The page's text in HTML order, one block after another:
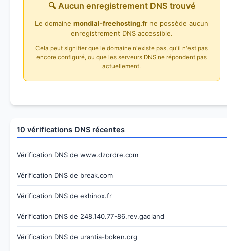
🔍 Aucun enregistrement DNS trouvé
Le domainemondial-freehosting.fr ne possède aucun
enregistrement DNS accessible.
Cela peut signifier que le domaine n'existe pas, qu'il n'est pas
encore configuré, ou que les serveurs DNS ne répondent pas
actuellement.
10 vérifications DNS récentes
Vérification DNS de www.dzordre.com
Vérification DNS de break.com
Vérification DNS de ekhinox.fr
Vérification DNS de 248.140.77-86.rev.gaoland
Vérification DNS de urantia-boken.org